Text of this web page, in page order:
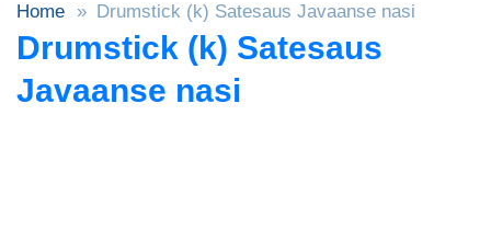
Home Drumstick (k) Satesaus Javaanse nasi
Drumstick (k) Satesaus
Javaanse nasi